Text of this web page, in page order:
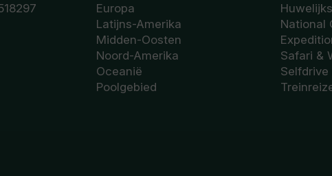
Europa
Latijns-Amerika
Midden-Oosten
Noord-Amerika
Oceanië
Poolgebied
National
Safari &
Selfdrive